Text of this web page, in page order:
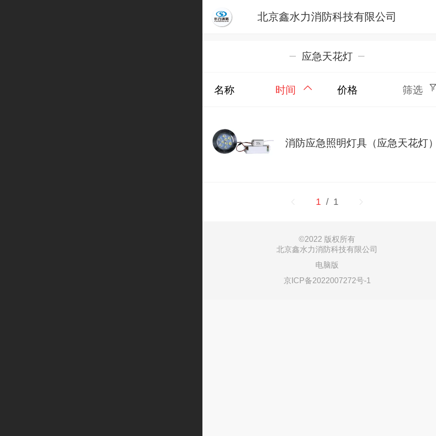
北京鑫水力消防科技有限公司
应急天花灯
名称 时间 价格 筛选
消防应急照明灯具（应急天花灯
1 / 1
©2022 版权所有
北京鑫水力消防科技有限公司
电脑版
京ICP备2022007272号-1